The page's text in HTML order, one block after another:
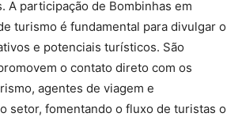
A participação de Bombinhas em
turismo é fundamental para divulgar o
e potenciais turísticos. São
o contato direto com os
agentes de viagem e
setor, fomentando o fluxo de turistas o